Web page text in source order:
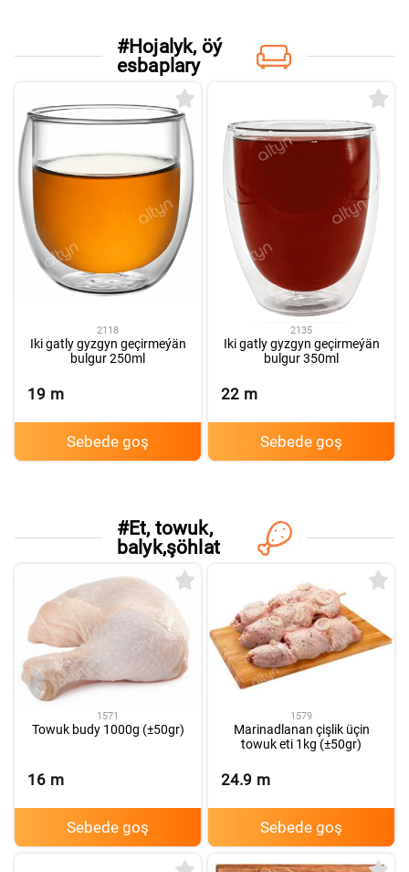
#Hojalyk, öý
esbaplary
R
2118
Iki gatly gyzgyn geçirmeýän
bulgur 250ml
19 m
Sebede goş
2135
Iki gatly gyzgyn geçirmeýän
bulgur 350ml
22 m
Sebede goş
#Et, towuk,
balyk,şöhlat
C
1571
Towuk budy 1000g (±50gr)
16 m
Sebede goş
1579
Marinadlanan çişlik üçin
towuk eti 1kg (±50gr)
24.9 m
Sebede goş